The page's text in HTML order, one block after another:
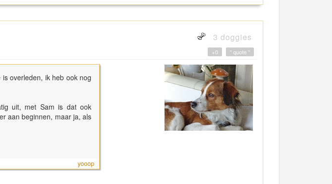
3 doggies
" quote "
+0
overleden, ik heb ook nog
uit, met Sam is dat ook
aan beginnen, maar ja, als
yooop